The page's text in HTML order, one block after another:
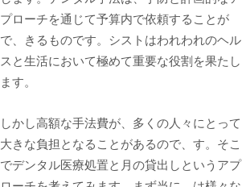
プローチを通じて予算内で依頼することが
で、きるものです。シストはわれわれのヘル
スと生活において極めて重要な役割を果たし
ます。
しかし高額な手法費が、多くの人々にとって
大きな負担となることがあるので、す。そこ
でデンタル医療処置と月の貸出しというアプ